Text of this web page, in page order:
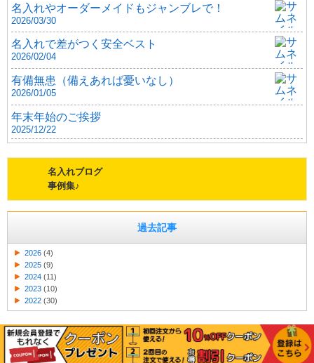
名入れやオーダーメイドもジャンブレで！
2026/03/30
名入れで差がつく安全ベスト
2026/02/04
有備無患（備えあれば憂いなし）
2026/01/05
年末年始のご挨拶
2025/12/22
名入れブログ
事例集♪
過去記事
2026 (4)
2025 (9)
2024 (11)
2023 (10)
2022 (30)